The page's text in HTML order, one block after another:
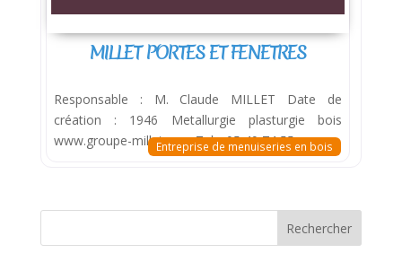
Entreprise de menuiseries en bois
MILLET PORTES ET FENETRES
Responsable : M. Claude MILLET Date de
création : 1946 Metallurgie plasturgie bois
www.groupe-millet.com Tel. : 05 49 74 55